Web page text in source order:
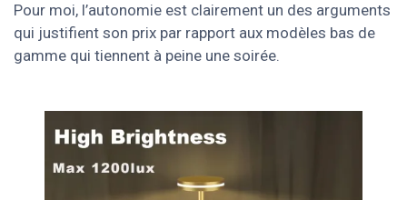
Pour moi, l’autonomie est clairement un des arguments
qui justifient son prix par rapport aux modèles bas de
gamme qui tiennent à peine une soirée.